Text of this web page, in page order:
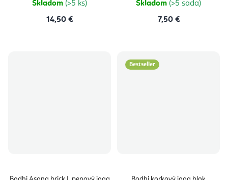
Skladom (>5 ks)
14,50 €
Skladom (>5 sada)
7,50 €
Bestseller